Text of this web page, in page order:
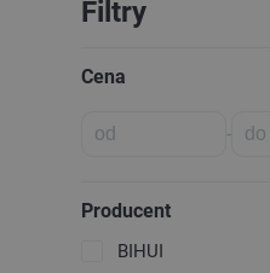
Filtry
Cena
-
Producent
BIHUI